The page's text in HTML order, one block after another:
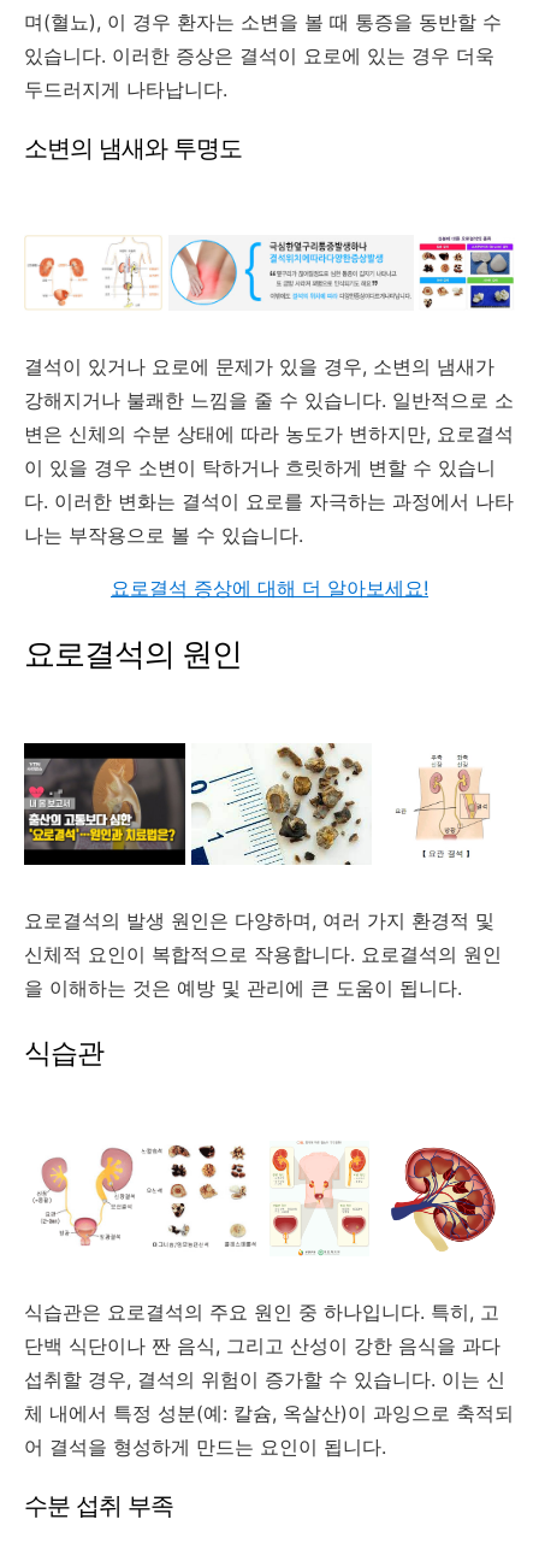
며(혈뇨), 이 경우 환자는 소변을 볼 때 통증을 동반할 수
있습니다. 이러한 증상은 결석이 요로에 있는 경우 더욱
두드러지게 나타납니다.
소변의 냄새와 투명도
결석이 있거나 요로에 문제가 있을 경우, 소변의 냄새가
강해지거나 불쾌한 느낌을 줄 수 있습니다. 일반적으로 소
변은 신체의 수분 상태에 따라 농도가 변하지만, 요로결석
이 있을 경우 소변이 탁하거나 흐릿하게 변할 수 있습니
다. 이러한 변화는 결석이 요로를 자극하는 과정에서 나타
나는 부작용으로 볼 수 있습니다.
요로결석 증상에 대해 더 알아보세요!
요로결석의 원인
요로결석의 발생 원인은 다양하며, 여러 가지 환경적 및
신체적 요인이 복합적으로 작용합니다. 요로결석의 원인
을 이해하는 것은 예방 및 관리에 큰 도움이 됩니다.
식습관
식습관은 요로결석의 주요 원인 중 하나입니다. 특히, 고
단백 식단이나 짠 음식, 그리고 산성이 강한 음식을 과다
섭취할 경우, 결석의 위험이 증가할 수 있습니다. 이는 신
체 내에서 특정 성분(예: 칼슘, 옥살산)이 과잉으로 축적되
어 결석을 형성하게 만드는 요인이 됩니다.
수분 섭취 부족